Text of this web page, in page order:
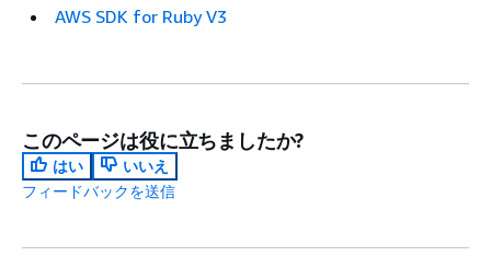
AWS SDK for Ruby V3
このページは役に立ちましたか?
はい
いいえ
フィードバックを送信